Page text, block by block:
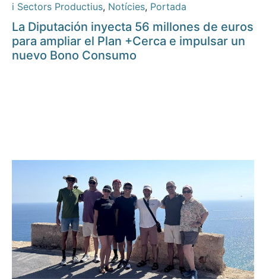
i Sectors Productius, Notícies, Portada
La Diputación inyecta 56 millones de euros
para ampliar el Plan +Cerca e impulsar un
nuevo Bono Consumo